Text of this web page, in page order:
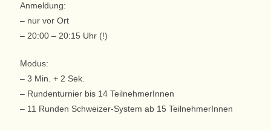
Anmeldung:
– nur vor Ort
– 20:00 – 20:15 Uhr (!)
Modus:
– 3 Min. + 2 Sek.
– Rundenturnier bis 14 TeilnehmerInnen
– 11 Runden Schweizer-System ab 15 TeilnehmerInnen